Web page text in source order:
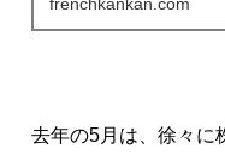
去年の5月は、徐々に